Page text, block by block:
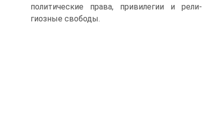
политические права, привилегии и рели­
гиозные свободы.